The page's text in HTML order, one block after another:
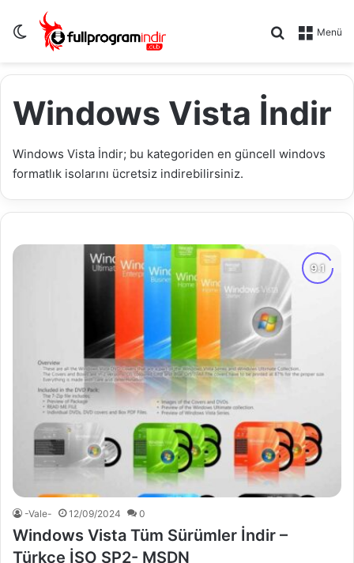
Dış görünümü değiştir Menü
Arama yap
Windows Vista İndir
Windows Vista İndir; bu kategoriden en güncell windovs
formatlık isolarını ücretsiz indirebilirsiniz.
-Vale- 12/09/2024 0
Windows Vista Tüm Sürümler İndir –
Türkçe İSO SP2- MSDN